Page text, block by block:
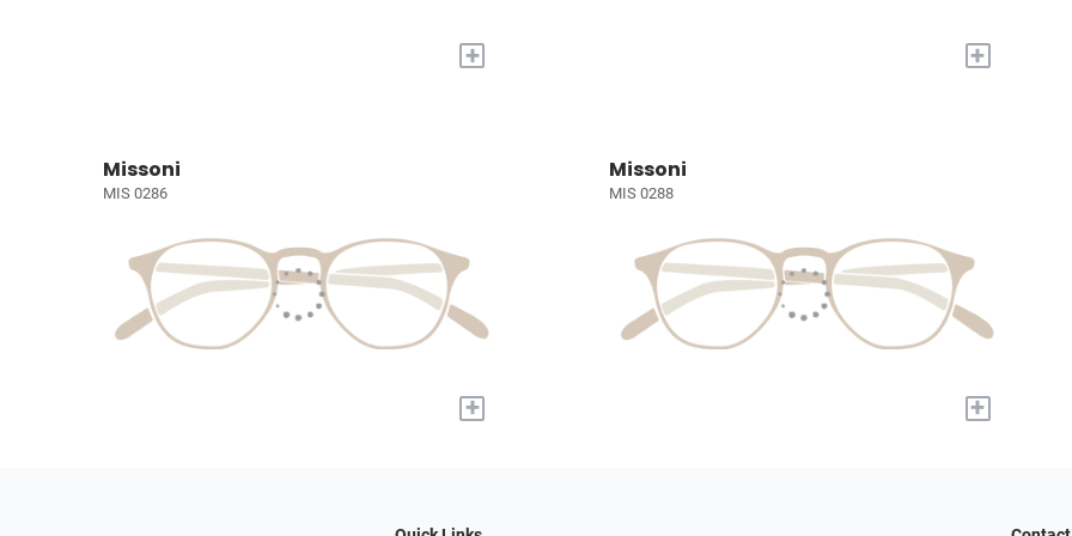
+ +
Missoni
MIS 0286
+
Missoni
MIS 0288
+